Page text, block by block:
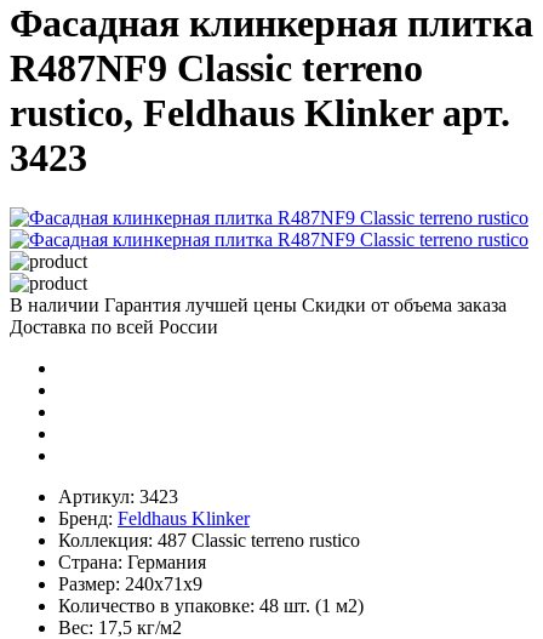
Фасадная клинкерная плитка
R487NF9 Classic terreno
rustico, Feldhaus Klinker арт.
3423
В наличии Гарантия лучшей цены Скидки от объема заказа
Доставка по всей России
Артикул: 3423
Бренд: Feldhaus Klinker
Коллекция: 487 Classic terreno rustico
Страна: Германия
Размер: 240х71х9
Количество в упаковке: 48 шт. (1 м2)
Вес: 17,5 кг/м2